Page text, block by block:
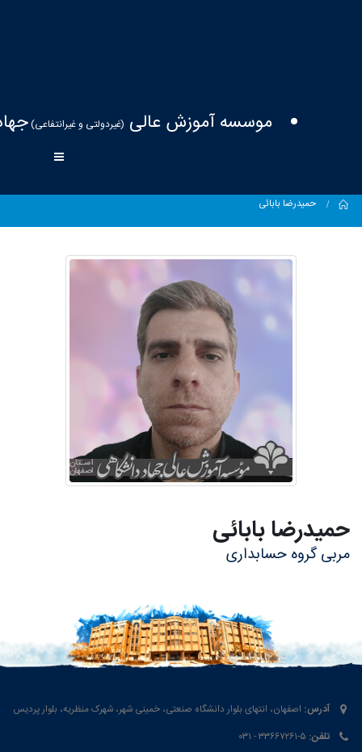
موسسه آموزش عالی (غیردولتی و غیرانتفاعی)
Home
حميدرضا بابائی
حميدرضابابائی
مربی گروه حسابداری
آدرس: اصفهان، انتهای بلوار دانشگاه صنعتی، خمینی شهر، شهرک منظریه، بلوار پردیس
تلفن: ۵-۳۳۶۶۷۲۶۱ - ۰۳۱